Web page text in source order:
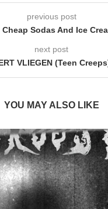
previous post
Cheap Sodas And Ice
next post
VLIEGEN (Teen
YOU MAY ALSO LIKE